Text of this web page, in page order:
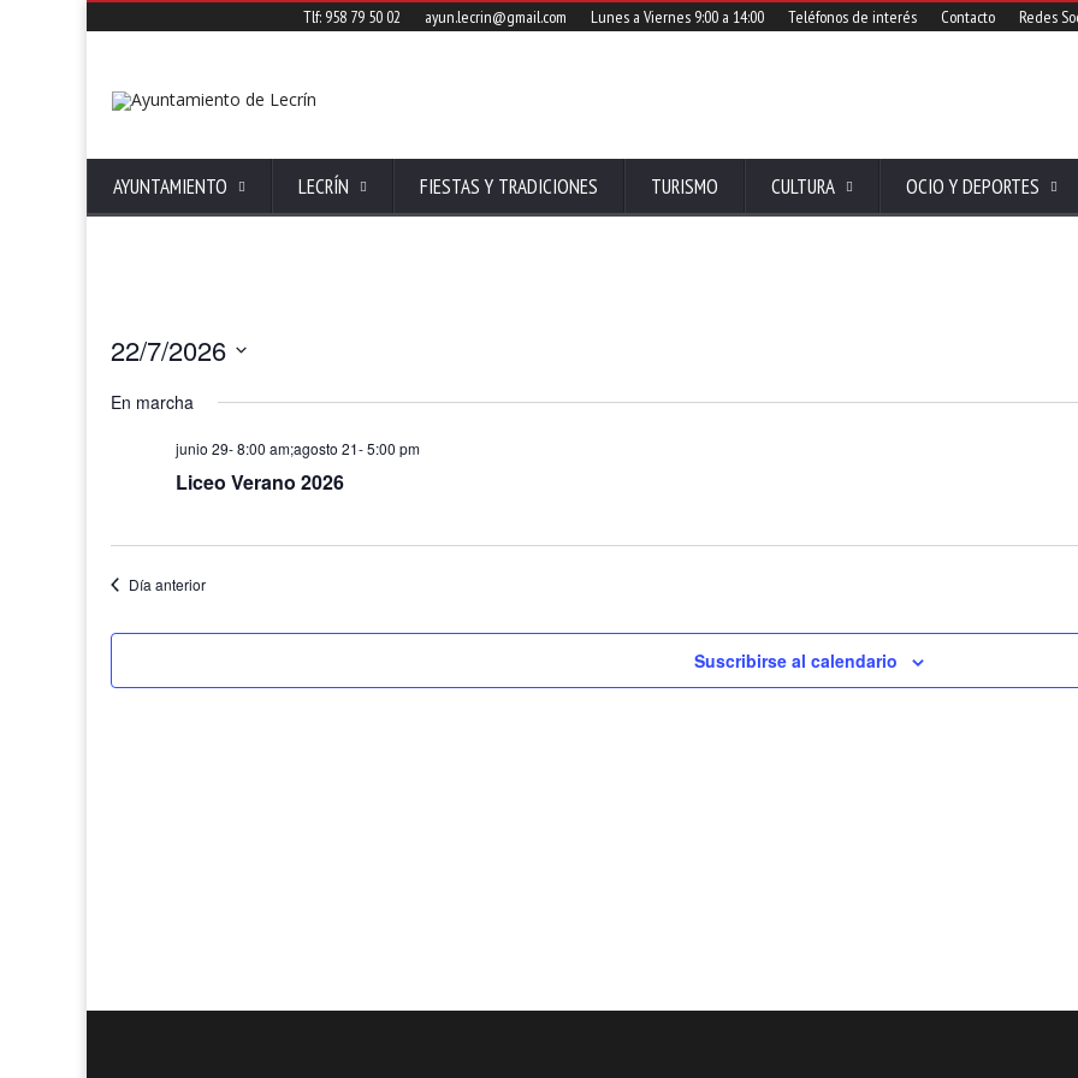
Tlf: 958 79 50 02 ayun.lecrin@gmail.com Lunes a Viernes 9:00 a 14:00 Teléfonos de interés Contacto Redes
AYUNTAMIENTO LECRÍN FIESTAS Y TRADICIONES TURISMO CULTURA OCIO Y DEPORTES
22/7/2026
fecha.
En marcha
junio 29- 8:00 am;agosto 21- 5:00 pm
Liceo Verano 2026
Día anterior
Suscribirse al calendario